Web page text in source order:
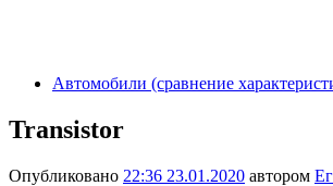
Автомобили (сравнение
Transistor
Опубликовано 22:36 23.01.2020 автором